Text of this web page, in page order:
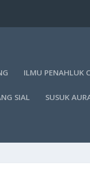
ILMU PENAHLUK
SIAL SUSUK